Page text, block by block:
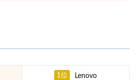
1位
Lenovo